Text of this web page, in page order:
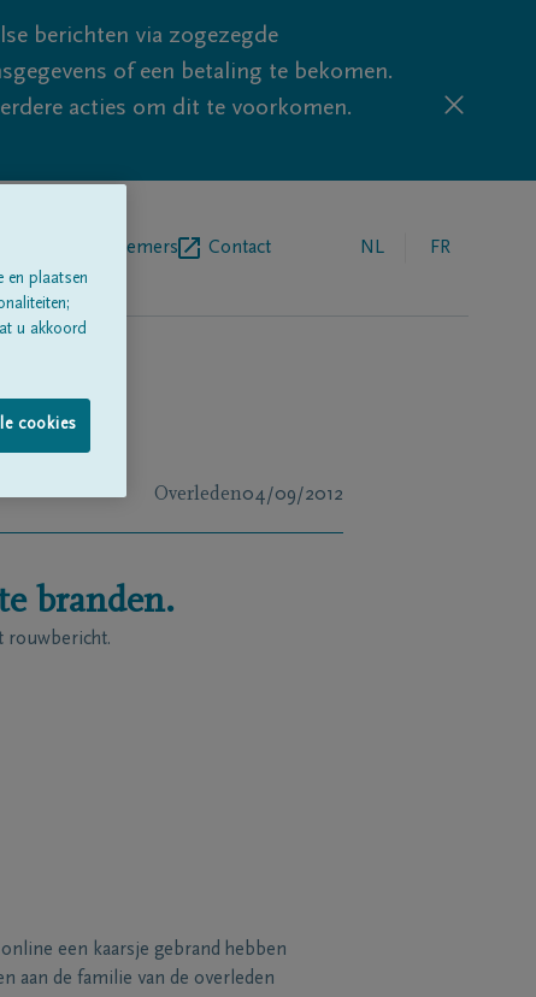
berichten via zogezegde
of een betaling te bekomen.
acties om dit te voorkomen.
Contact NL FR
Overleden04/09/2012
branden.
rouwbericht.
een kaarsje gebrand hebben
aan de familie van de overleden
en plaatsen
u akkoord
cookies